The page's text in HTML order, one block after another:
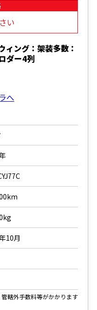
い
ィング：架装多数：
ダー4列
へ
10月
轄外手数料等がかかります